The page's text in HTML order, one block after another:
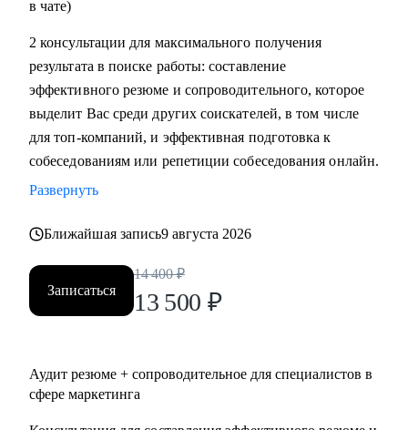
в чате)
2 консультации для максимального получения
результата в поиске работы: составление
эффективного резюме и сопроводительного, которое
выделит Вас среди других соискателей, в том числе
для топ-компаний, и эффективная подготовка к
собеседованиям или репетиции собеседования онлайн.
Развернуть
Ближайшая запись9 августа 2026
Записаться
14 400 ₽
13 500 ₽
Аудит резюме + сопроводительное для специалистов в
сфере маркетинга